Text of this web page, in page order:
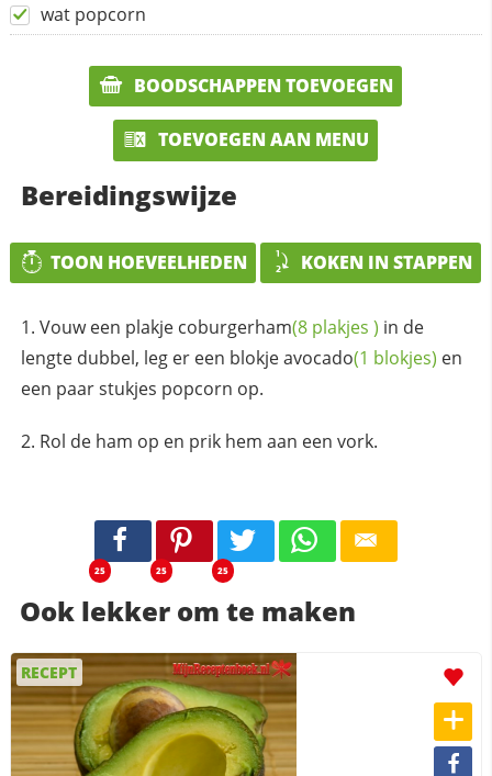
wat popcorn
BOODSCHAPPEN TOEVOEGEN
TOEVOEGEN AAN MENU
Bereidingswijze
TOON HOEVEELHEDEN KOKEN IN STAPPEN
Vouw een plakje coburgerham(8 plakjes ) in de
lengte dubbel, leg er een blokjeavocado(1 blokjes) en
een paar stukjes popcorn op.
Rol de ham op en prik hem aan een vork.
25 25 25
Ook lekker om te maken
RECEPT